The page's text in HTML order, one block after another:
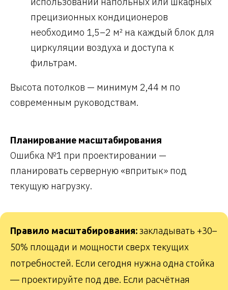
прецизионных кондиционеров
необходимо 1,5–2 м² на каждый блок для
циркуляции воздуха и доступа к
фильтрам.
Высота потолков — минимум 2,44 м по
современным руководствам.
Планирование масштабирования
Ошибка №1 при проектировании —
планировать серверную «впритык» под
текущую нагрузку.
Правило масштабирования: закладывать +30–
50% площади и мощности сверх текущих
потребностей. Если сегодня нужна одна стойка
— проектируйте под две. Если расчётная